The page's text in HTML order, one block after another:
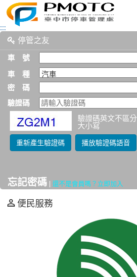
跳
到
:::
停管之友
車 號
車 種
密 碼
驗證碼
驗證碼英文不區分
大小寫
重新產生驗證碼 播放驗證碼語音
忘記密碼 還不是會員嗎？立即加入
便民服務